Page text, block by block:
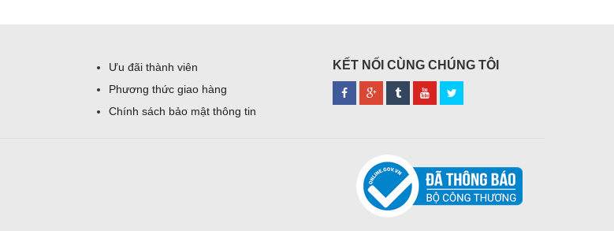
Ưu đãi thành viên
Phương thức giao hàng
Chính sách bảo mật thông tin
KẾT NỐI CÙNG CHÚNG TÔI